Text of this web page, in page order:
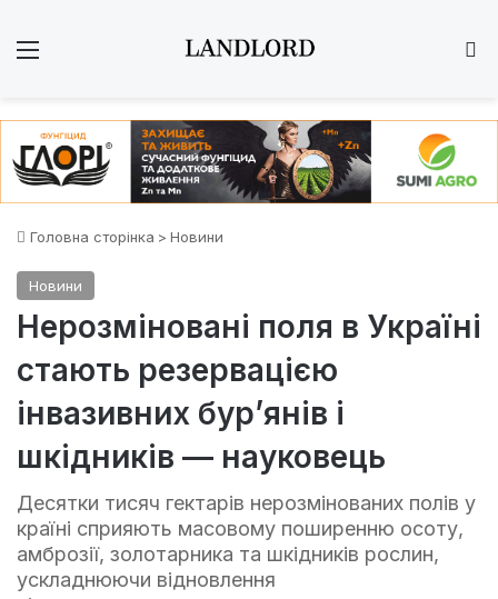
Головна сторінка > Новини
Новини
Нерозміновані поля в Україні
стають резервацією
інвазивних бур’янів і
шкідників — науковець
Десятки тисяч гектарів нерозмінованих полів у
країні сприяють масовому поширенню осоту,
амброзії, золотарника та шкідників рослин,
ускладнюючи відновлення